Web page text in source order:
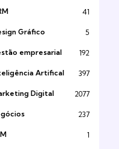
41
Gráfico 5
empresarial 192
Artifical 397
Digital 2077
237
1